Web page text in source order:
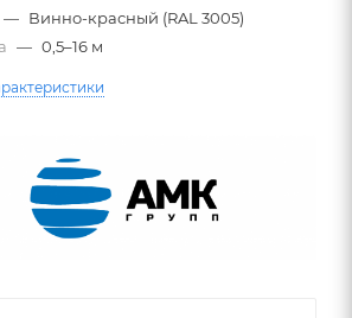
— Винно-красный (RAL 3005)
— 0,5–16 м